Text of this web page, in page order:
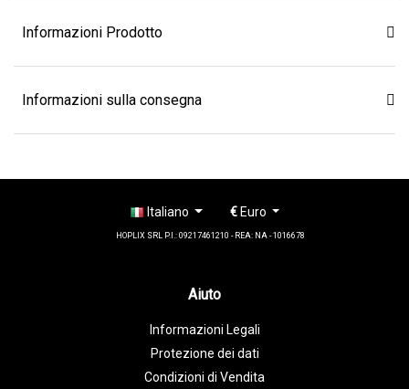
Informazioni Prodotto
Informazioni sulla consegna
Italiano €Euro
HOPLIX SRL P.I.: 09217461210 - REA: NA - 1016678
Aiuto
Informazioni Legali
Protezione dei dati
Condizioni di Vendita